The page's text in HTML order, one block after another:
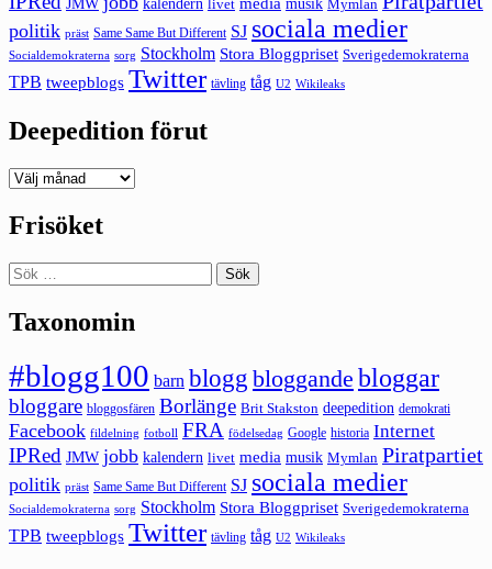
JMW livet musik Mymlan
politik präst Same Same But Different SJ sociala medier
Socialdemokraterna sorg Stockholm Stora Bloggpriset Sverigedemokraterna
TPB tweepblogs Twitter tävling tåg U2 Wikileaks
Deepedition förut
Deepedition
Frisöket
Sök
efter:
Taxonomin
#blogg100 barn blogg bloggande bloggar
bloggare bloggosfären Borlänge Brit Stakston deepedition demokrati
Facebook fildelning fotboll FRA födelsedag Google historia Internet
IPRed JMW jobb kalendern livet media musik Mymlan Piratpartiet
politik präst Same Same But Different SJ sociala medier
Socialdemokraterna sorg Stockholm Stora Bloggpriset Sverigedemokraterna
TPB tweepblogs Twitter tävling tåg U2 Wikileaks